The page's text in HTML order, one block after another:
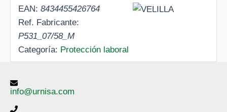
EAN: 8434455426764
Ref. Fabricante:
P531_07/58_M
Categoría: Protección laboral
info@urnisa.com